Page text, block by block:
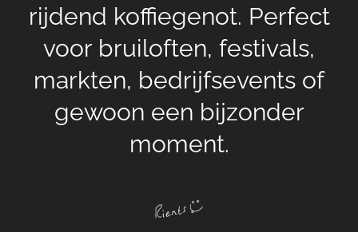
rijdend koffiegenot. Perfect
voor bruiloften, festivals,
markten, bedrijfsevents of
gewoon een bijzonder
moment.